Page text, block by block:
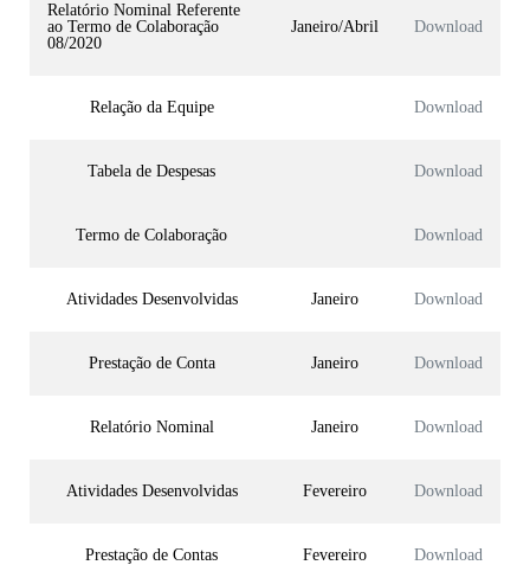
Relatório Nominal Referente
ao Termo de Colaboração
08/2020
Janeiro/Abril Download
Relação da Equipe Download
Tabela de Despesas Download
Termo de Colaboração Download
Atividades Desenvolvidas Janeiro Download
Prestação de Conta Janeiro Download
Relatório Nominal Janeiro Download
Atividades Desenvolvidas Fevereiro Download
Prestação de Contas Fevereiro Download